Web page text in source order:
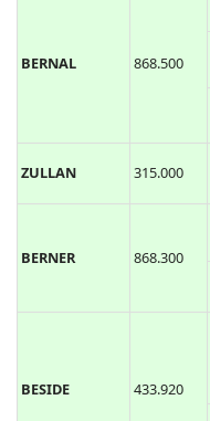
BERNAL 868.500
ZULLAN 315.000
BERNER 868.300
BESIDE 433.920